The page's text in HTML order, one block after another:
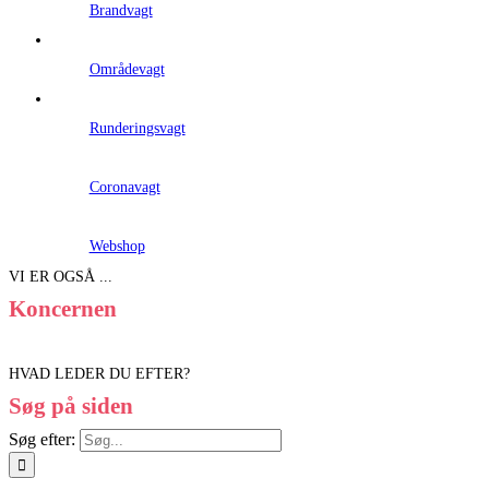
Brandvagt
Områdevagt
Runderingsvagt
Coronavagt
Webshop
VI ER OGSÅ ...
Koncernen
HVAD LEDER DU EFTER?
Søg på siden
Søg efter: